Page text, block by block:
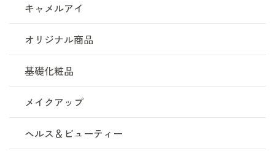
キャメルアイ
オリジナル商品
基礎化粧品
メイクアップ
ヘルス＆ビューティー